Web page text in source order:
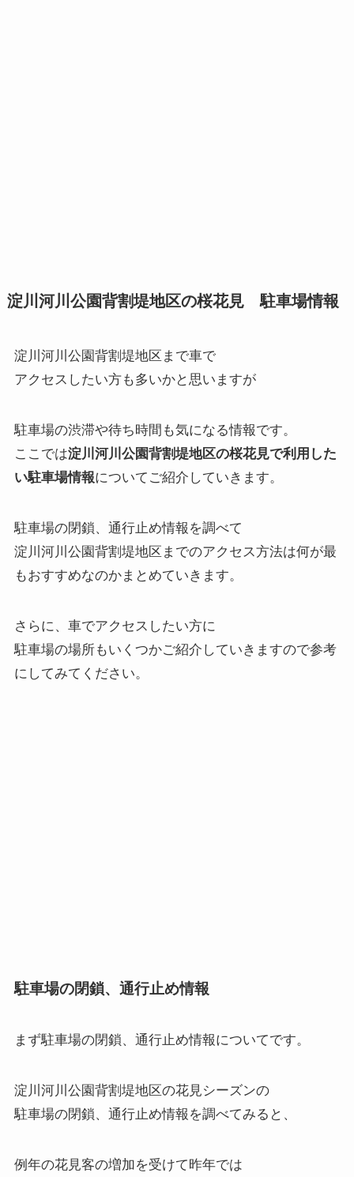
淀川河川公園背割堤地区の桜花見 駐車場情報
淀川河川公園背割堤地区まで車で
アクセスしたい方も多いかと思いますが
駐車場の渋滞や待ち時間も気になる情報です。
ここでは淀川河川公園背割堤地区の桜花見で利用した
い駐車場情報についてご紹介していきます。
駐車場の閉鎖、通行止め情報を調べて
淀川河川公園背割堤地区までのアクセス方法は何が最
もおすすめなのかまとめていきます。
さらに、車でアクセスしたい方に
駐車場の場所もいくつかご紹介していきますので参考
にしてみてください。
駐車場の閉鎖、通行止め情報
まず駐車場の閉鎖、通行止め情報についてです。
淀川河川公園背割堤地区の花見シーズンの
駐車場の閉鎖、通行止め情報を調べてみると、
例年の花見客の増加を受けて昨年では